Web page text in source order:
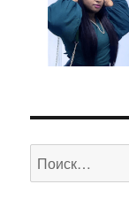
Искать: